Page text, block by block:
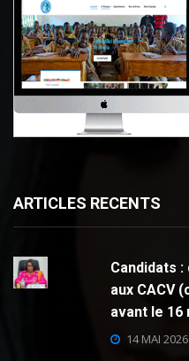
ARTICLES RECENTS
Candidats
aux CACV
avant le 16
14 MAI 2026